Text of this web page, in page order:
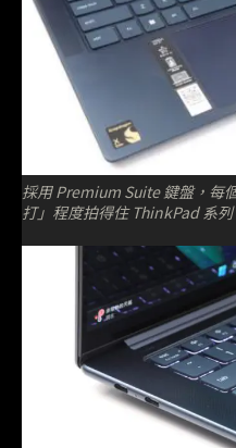
採用 Premium Suite 鍵盤，每
打」程度拍得住 ThinkPad 系列